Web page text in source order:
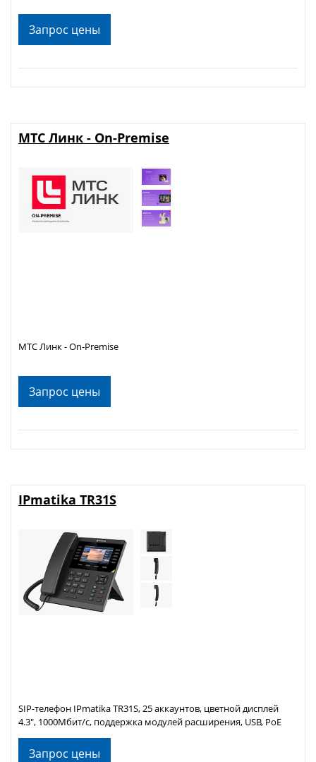
Запрос цены
Запрос цены
МТС Линк - On-Premise
МТС Линк - On-Premise
Запрос цены
IPmatika TR31S
SIP-телефон IPmatika TR31S, 25 аккаунтов, цветной дисплей
4.3", 1000Мбит/с, поддержка модулей расширения, USB, PoE